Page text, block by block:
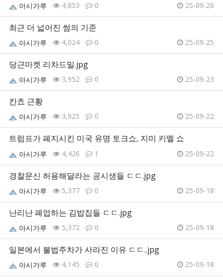
아시가루 4,853 0 25-09-26
최근 더 넓어진 썸의 기준
아시가루 4,024 0 25-09-25
당근마켓 리차드밀.jpg
아시가루 3,952 0 25-09-23
칸쵸 근황
아시가루 3,925 0 25-09-22
트럼프가 폐지시킨 미국 유명 토크쇼, 지미 키멜 쇼
아시가루 4,426 1 25-09-22
경찰문신 허용해달라는 공시생들 ㄷㄷ.jpg
아시가루 5,377 0 25-09-18
난리난 폐업하는 김밥집들 ㄷㄷ.jpg
아시가루 5,372 0 25-09-18
일본에서 불법주차가 사라진 이유 ㄷㄷ..jpg
아시가루 4,145 0 25-09-18